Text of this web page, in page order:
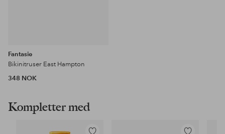
Fantasie
Bikinitruser East Hampton
348 NOK
Kompletter med